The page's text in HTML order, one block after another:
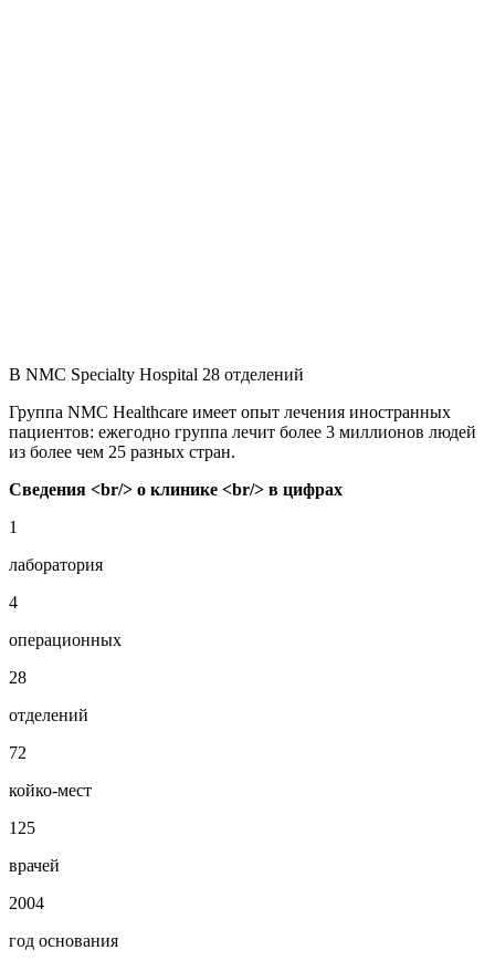
В NMC Specialty Hospital 28 отделений
Группа NMC Healthcare имеет опыт лечения иностранных
пациентов: ежегодно группа лечит более 3 миллионов людей
из более чем 25 разных стран.
Сведения <br/> о клинике <br/> в цифрах
1
лаборатория
4
операционных
28
отделений
72
койко-мест
125
врачей
2004
год основания